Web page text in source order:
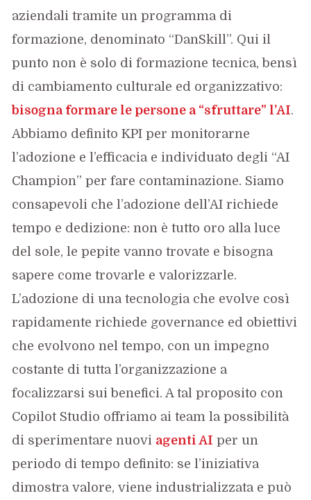
aziendali tramite un programma di
formazione, denominato “DanSkill”. Qui il
punto non è solo di formazione tecnica, bensì
di cambiamento culturale ed organizzativo:
bisogna formare le persone a “sfruttare” l’AI.
Abbiamo definito KPI per monitorarne
l’adozione e l’efficacia e individuato degli “AI
Champion” per fare contaminazione. Siamo
consapevoli che l’adozione dell’AI richiede
tempo e dedizione: non è tutto oro alla luce
del sole, le pepite vanno trovate e bisogna
sapere come trovarle e valorizzarle.
L’adozione di una tecnologia che evolve così
rapidamente richiede governance ed obiettivi
che evolvono nel tempo, con un impegno
costante di tutta l’organizzazione a
focalizzarsi sui benefici. A tal proposito con
Copilot Studio offriamo ai team la possibilità
di sperimentare nuovi agenti AI per un
periodo di tempo definito: se l’iniziativa
dimostra valore, viene industrializzata e può